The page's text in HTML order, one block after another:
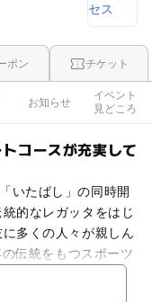
ポン チケット
お知らせ
イベント
見どころ
コースが充実して
いたばし」の同時開
的なレガッタをはじ
多くの人々が親しん
伝統をもつスポーツ
ックが